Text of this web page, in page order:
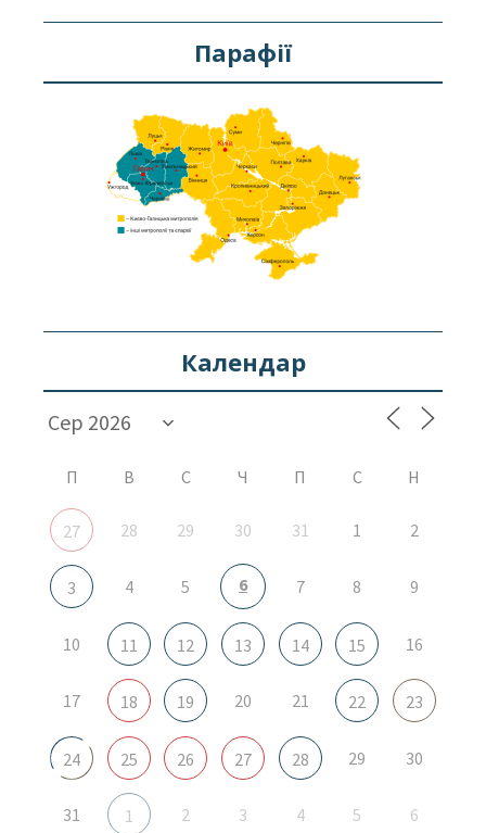
Парафії
Календар
П В С Ч П С Н
27 28 29 30 31 1 2
3 4 5 6 7 8 9
10 11 12 13 14 15 16
17 18 19 20 21 22 23
24 25 26 27 28 29 30
31 1 2 3 4 5 6